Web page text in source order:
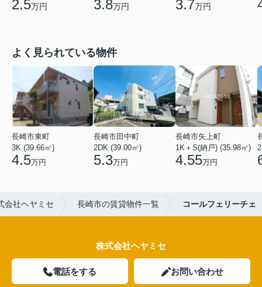
2.5万円 3.8万円 3.7万円
よく見られている物件
長崎市東町
3K (39.66㎡)
4.5万円
長崎市田中町
2DK (39.00㎡)
5.3万円
長崎市矢上町
1K＋S(納戸) (35.98㎡)
4.55万円
会社ヘヤミセ 長崎市の賃貸物件一覧 コールフェリーチェ
株式会社ヘヤミセ
電話をする お問い合わせ